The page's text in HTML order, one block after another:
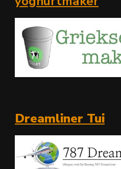
Dreamliner Tui